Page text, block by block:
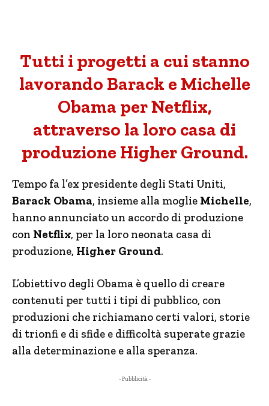
Tutti i progetti a cui stanno
lavorando Barack e Michelle
Obama per Netflix,
attraverso la loro casa di
produzione Higher Ground.
Tempo fa l’ex presidente degli Stati Uniti,
Barack Obama, insieme alla moglie Michelle,
hanno annunciato un accordo di produzione
con Netflix, per la loro neonata casa di
produzione, Higher Ground.
L’obiettivo degli Obama è quello di creare
contenuti per tutti i tipi di pubblico, con
produzioni che richiamano certi valori, storie
di trionfi e di sfide e difficoltà superate grazie
alla determinazione e alla speranza.
- Pubblicità -